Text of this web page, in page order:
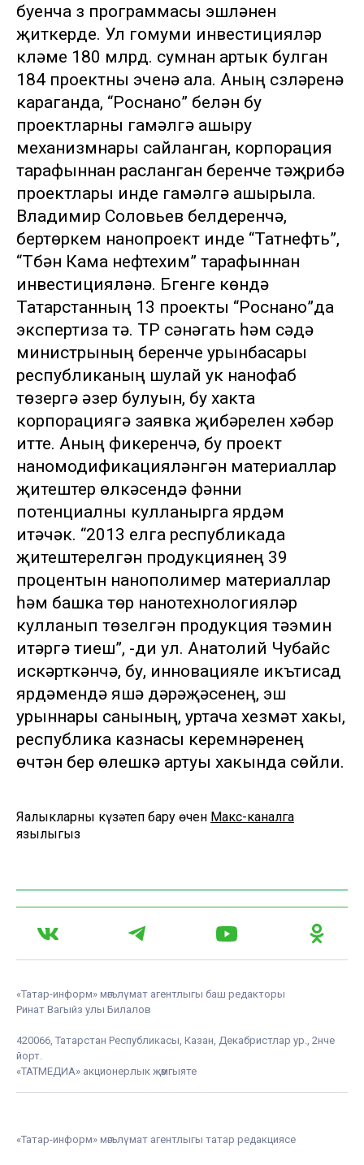
буенча үз программасы эшләнүен
җиткерде. Ул гомуми инвестицияләр
күләме 180 млрд. сумнан артык булган
184 проектны эченә ала. Аның сүзләренә
караганда, “Роснано” белән бу
проектларны гамәлгә ашыру
механизмнары сайланган, корпорация
тарафыннан расланган беренче тәҗрибә
проектлары инде гамәлгә ашырыла.
Владимир Соловьев белдерүенчә,
бертөркем нанопроект инде “Татнефть”,
“Түбән Кама нефтехим” тарафыннан
инвестицияләнә. Бүгенге көндә
Татарстанның 13 проекты “Роснано”да
экспертиза үтә. ТР сәнәгать һәм сәүдә
министрының беренче урынбасары
республиканың шулай ук нанофаб
төзергә әзер булуын, бу хакта
корпорациягә заявка җибәрелүен хәбәр
итте. Аның фикеренчә, бу проект
наномодификацияләнгән материаллар
җитештерү өлкәсендә фәнни
потенциалны кулланырга ярдәм
итәчәк. “2013 елга республикада
җитештерелгән продукциянең 39
процентын нанополимер материаллар
һәм башка төр нанотехнологияләр
кулланып төзелгән продукция тәэмин
итәргә тиеш”, -ди ул. Анатолий Чубайс
искәрткәнчә, бу, инновацияле икътисад
ярдәмендә яшәү дәрәҗәсенең, эш
урыннары санының, уртача хезмәт хакы,
республика казнасы керемнәренең
өчтән бер өлешкә артуы хакында сөйли.
Яңалыкларны күзәтеп бару өчен Макс-каналга
язылыгыз
«Татар-информ» мәгълүмат агентлыгы баш редакторы
Ринат Вагыйз улы Билалов
420066, Татарстан Республикасы, Казан, Декабристлар ур., 2нче
йорт.
«ТАТМЕДИА» акционерлык җәмгыяте
«Татар-информ» мәгълүмат агентлыгы татар редакциясе